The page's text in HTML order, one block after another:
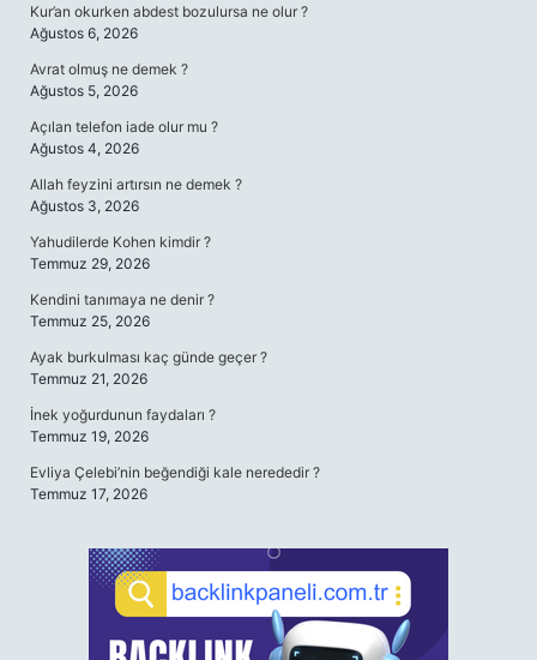
Kur’an okurken abdest bozulursa ne olur ?
Ağustos 6, 2026
Avrat olmuş ne demek ?
Ağustos 5, 2026
Açılan telefon iade olur mu ?
Ağustos 4, 2026
Allah feyzini artırsın ne demek ?
Ağustos 3, 2026
Yahudilerde Kohen kimdir ?
Temmuz 29, 2026
Kendini tanımaya ne denir ?
Temmuz 25, 2026
Ayak burkulması kaç günde geçer ?
Temmuz 21, 2026
İnek yoğurdunun faydaları ?
Temmuz 19, 2026
Evliya Çelebi’nin beğendiği kale nerededir ?
Temmuz 17, 2026